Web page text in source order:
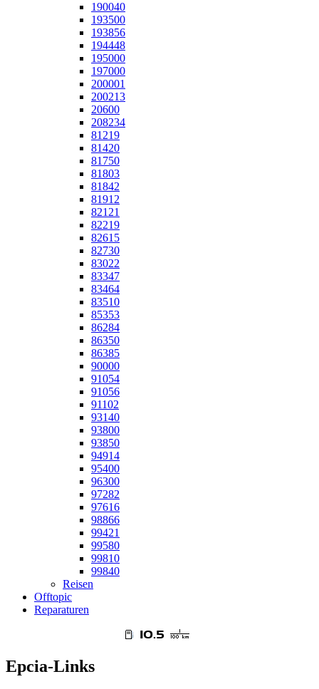
190040
193500
193856
194448
195000
197000
200001
200213
20600
208234
81219
81420
81750
81803
81842
81912
82121
82219
82615
82730
83022
83347
83464
83510
85353
86284
86350
86385
90000
91054
91056
91102
93140
93800
93850
94914
95400
96300
97282
97616
98866
99421
99580
99810
99840
Reisen
Offtopic
Reparaturen
Epcia-Links